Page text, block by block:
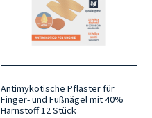
Antimykotische Pflaster für
Finger- und Fußnägel mit 40%
Harnstoff 12 Stück